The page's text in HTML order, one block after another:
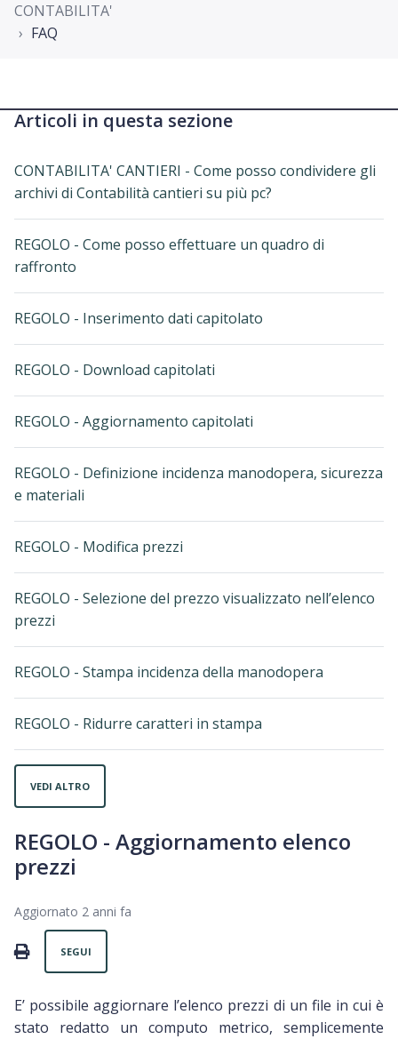
CONTABILITA'
FAQ
Articoli in questa sezione
CONTABILITA' CANTIERI - Come posso condividere gli
archivi di Contabilità cantieri su più pc?
REGOLO - Come posso effettuare un quadro di
raffronto
REGOLO - Inserimento dati capitolato
REGOLO - Download capitolati
REGOLO - Aggiornamento capitolati
REGOLO - Definizione incidenza manodopera, sicurezza
e materiali
REGOLO - Modifica prezzi
REGOLO - Selezione del prezzo visualizzato nell’elenco
prezzi
REGOLO - Stampa incidenza della manodopera
REGOLO - Ridurre caratteri in stampa
VEDI ALTRO
REGOLO - Aggiornamento elenco
prezzi
Aggiornato 2 anni fa
PRINT
SEGUI
E’ possibile aggiornare l’elenco prezzi di un file in cui è
stato redatto un computo metrico, semplicemente